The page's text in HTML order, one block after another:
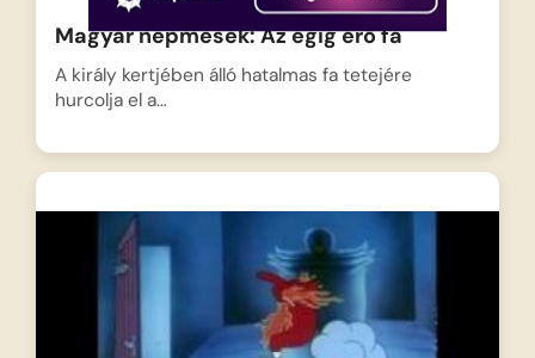
Magyar népmesék: Az égig érő fa
A király kertjében álló hatalmas fa tetejére
hurcolja el a…